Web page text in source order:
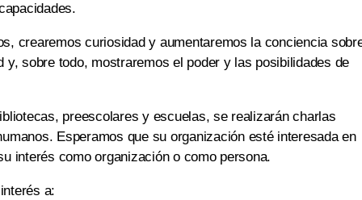
crearemos curiosidad y aumentaremos la conciencia
y, sobre todo, mostraremos el poder y las posibilidades de
preescolares y escuelas, se realizarán charlas
Esperamos que su organización esté interesada en
interés como organización o como persona.
a: